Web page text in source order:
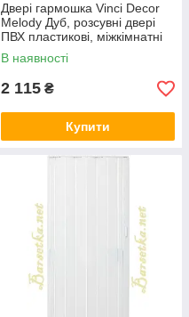
Двері гармошка Vinci Decor
Melody Дуб, розсувні двері
ПВХ пластикові, міжкімнатні
двері, приховані, складані
В наявності
2 115 ₴
Купити